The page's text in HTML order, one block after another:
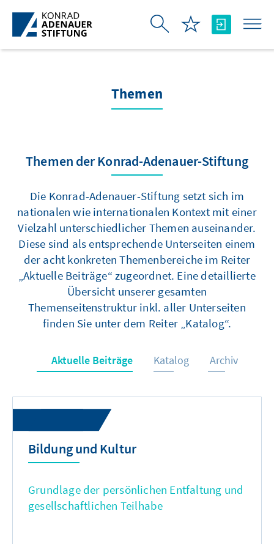
Zum Hauptinhalt springen
Themen
Themen der Konrad-Adenauer-Stiftung
Die Konrad-Adenauer-Stiftung setzt sich im
nationalen wie internationalen Kontext mit einer
Vielzahl unterschiedlicher Themen auseinander.
Diese sind als entsprechende Unterseiten einem
der acht konkreten Themenbereiche im Reiter
„Aktuelle Beiträge“ zugeordnet. Eine detaillierte
Übersicht unserer gesamten
Themenseitenstruktur inkl. aller Unterseiten
finden Sie unter dem Reiter „Katalog“.
Aktuelle Beiträge Katalog Archiv
Bildung und Kultur
Grundlage der persönlichen Entfaltung und
gesellschaftlichen Teilhabe